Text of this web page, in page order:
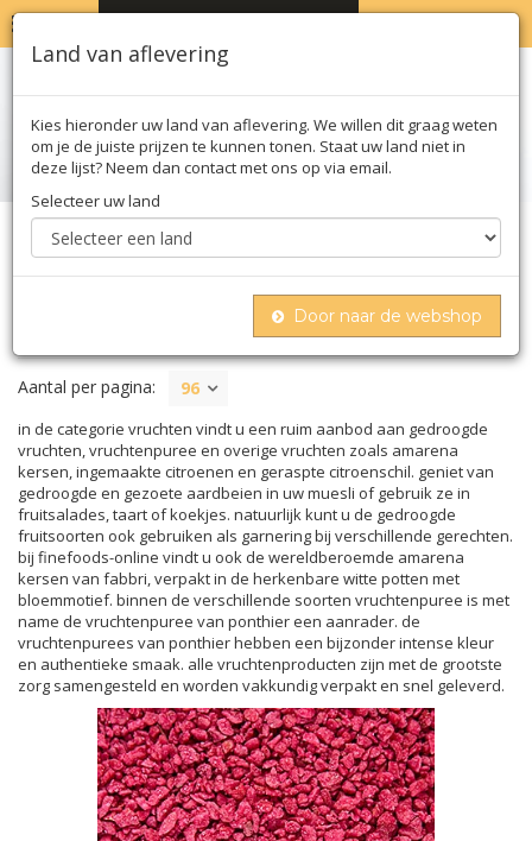
Home Zoet
Aantal per pagina: 96
in de categorie vruchten vindt u een ruim aanbod aan gedroogde
vruchten, vruchtenpuree en overige vruchten zoals amarena
kersen, ingemaakte citroenen en geraspte citroenschil. geniet van
gedroogde en gezoete aardbeien in uw muesli of gebruik ze in
fruitsalades, taart of koekjes. natuurlijk kunt u de gedroogde
fruitsoorten ook gebruiken als garnering bij verschillende gerechten.
bij finefoods-online vindt u ook de wereldberoemde amarena
kersen van fabbri, verpakt in de herkenbare witte potten met
bloemmotief. binnen de verschillende soorten vruchtenpuree is met
name de vruchtenpuree van ponthier een aanrader. de
vruchtenpurees van ponthier hebben een bijzonder intense kleur
en authentieke smaak. alle vruchtenproducten zijn met de grootste
zorg samengesteld en worden vakkundig verpakt en snel geleverd.
Land van aflevering
Kies hieronder uw land van aflevering. We willen dit graag weten
om je de juiste prijzen te kunnen tonen. Staat uw land niet in
deze lijst? Neem dan contact met ons op via email.
Selecteer uw land
Door naar de webshop